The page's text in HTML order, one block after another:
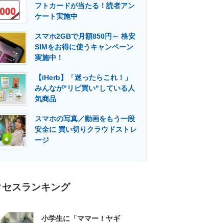
支援
ィア 建設×テクノロジーの最前線
フトカードが当たる！読者アン
ケート実施中
スマホ2GBで月額850円～ 格安
SIMをお得に使うキャンペーン
実施中！
【iHerb】「迷ったらこれ！」
みんなが"リピ買い"している人
気商品
スマホの写真／動画をもう一段
安全に 買い切りクラウドストレ
ージ
セスランキング
小学生に「ママー！ヤギ